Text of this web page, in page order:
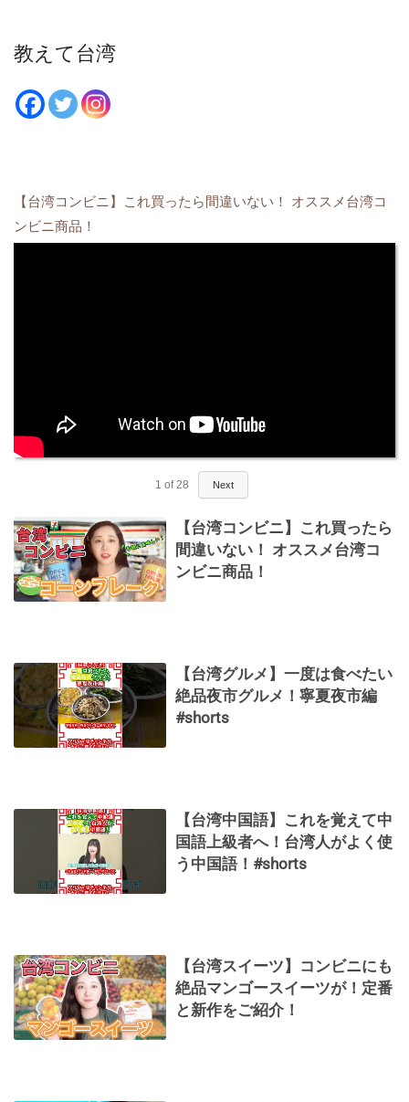
教えて台湾
【台湾コンビニ】これ買ったら間違いない！ オススメ台湾コ
ンビニ商品！
1 of 28 Next
【台湾コンビニ】これ買ったら
間違いない！ オススメ台湾コ
ンビニ商品！
【台湾グルメ】一度は食べたい
絶品夜市グルメ！寧夏夜市編
#shorts
【台湾中国語】これを覚えて中
国語上級者へ！台湾人がよく使
う中国語！#shorts
【台湾スイーツ】コンビニにも
絶品マンゴースイーツが！定番
と新作をご紹介！